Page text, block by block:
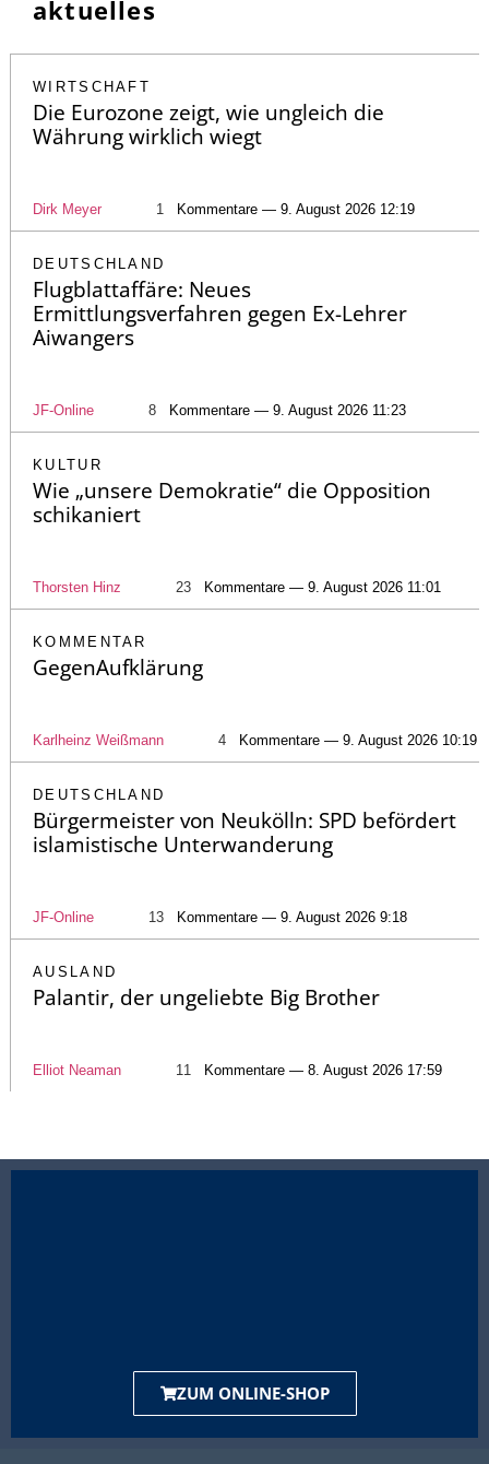
aktuelles
WIRTSCHAFT
Die Eurozone zeigt, wie ungleich die
Währung wirklich wiegt
Dirk Meyer 1 Kommentare — 9. August 2026 12:19
DEUTSCHLAND
Flugblattaffäre: Neues
Ermittlungsverfahren gegen Ex-Lehrer
Aiwangers
JF-Online 8 Kommentare — 9. August 2026 11:23
KULTUR
Wie „unsere Demokratie“ die Opposition
schikaniert
Thorsten Hinz 23 Kommentare — 9. August 2026 11:01
KOMMENTAR
GegenAufklärung
Karlheinz Weißmann 4 Kommentare — 9. August 2026 10:19
DEUTSCHLAND
Bürgermeister von Neukölln: SPD befördert
islamistische Unterwanderung
JF-Online 13 Kommentare — 9. August 2026 9:18
AUSLAND
Palantir, der ungeliebte Big Brother
Elliot Neaman 11 Kommentare — 8. August 2026 17:59
ZUM ONLINE-SHOP